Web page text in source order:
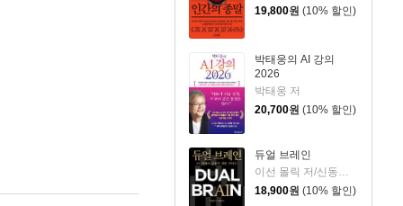
19,800원 (10% 할인)
박태웅의 AI 강의
2026
박태웅 저
20,700원 (10% 할인)
듀얼 브레인
18,900원 (10% 할인)